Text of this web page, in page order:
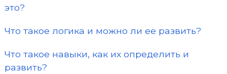
это?
Что такое логика и можно ли ее развить?
Что такое навыки, как их определить и
развить?